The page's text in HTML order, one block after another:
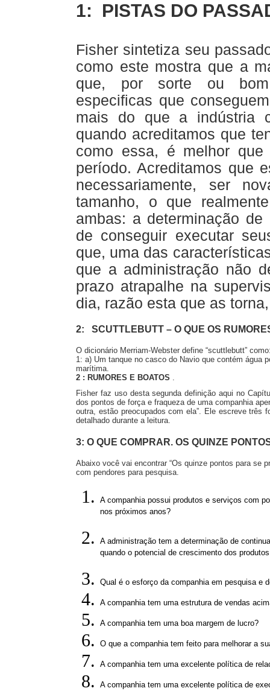
1: PISTAS DO
Fisher sintetiza seu
como este mostra que a
que, por sorte ou bom
especificas que
mais do que a indústria
quando acreditamos que
como essa, é melhor
período. Acreditamos que
necessariamente, ser
tamanho, o que
ambas: a determinação
de conseguir executar
que, uma das
que a administração não
prazo atrapalhe na
dia, razão esta que as
2: SCUTTLEBUTT – O QUE OS
O dicionário Merriam-Webster define “scuttlebutt”
1: a) Um tanque no casco do Navio que contém água
marítima.
2 : RUMORES E BOATOS .
Fisher faz uso desta segunda definição aqui no
dos pontos de força e fraqueza de uma companhia
outra, estão preocupados com ela”. Ele escreve três
detalhado durante a leitura.
3: O QUE COMPRAR. OS QUINZE
Abaixo você vai encontrar “Os quinze pontos para se
com pendores para pesquisa.
A companhia possui produtos e serviços com
nos próximos anos?
A administração tem a determinação de
quando o potencial de crescimento dos
Qual é o esforço da companhia em pesquisa e
A companhia tem uma estrutura de vendas
A companhia tem uma boa margem de lucro?
O que a companhia tem feito para melhorar a
A companhia tem uma excelente política de
A companhia tem uma excelente política de